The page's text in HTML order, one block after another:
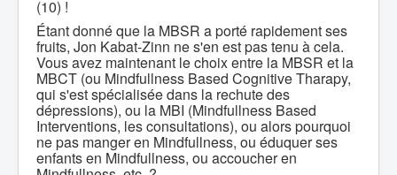
(10) !
Étant donné que la MBSR a porté rapidement ses
fruits, Jon Kabat-Zinn ne s'en est pas tenu à cela.
Vous avez maintenant le choix entre la MBSR et la
MBCT (ou Mindfullness Based Cognitive Tharapy,
qui s'est spécialisée dans la rechute des
dépressions), ou la MBI (Mindfullness Based
Interventions, les consultations), ou alors pourquoi
ne pas manger en Mindfullness, ou éduquer ses
enfants en Mindfullness, ou accoucher en